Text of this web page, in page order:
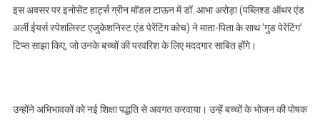
इस अवसर पर इनोसेंट हार्ट्स ग्रीन मॉडल टाऊन में डॉ. आभा अरोड़ा (पब्लिश्ड ऑथर एंड
अर्ली ईयर्स स्पेशलिस्ट एजुकेशनिस्ट एंड पेरेंटिंग कोच) ने माता-पिता के साथ ‘गुड पेरेंटिंग’
टिप्स साझा किए, जो उनके बच्चों की परवरिश के लिए मददगार साबित होंगे।
उन्होंने अभिभावकों को नई शिक्षा पद्धति से अवगत करवाया। उन्हें बच्चों के भोजन की पोषक